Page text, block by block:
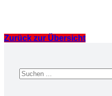
Zurück zur Übersicht